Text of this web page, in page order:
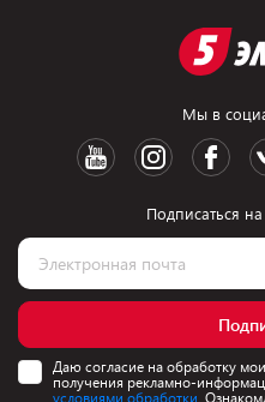
Мы в
Подписаться
Даю согласие на обработку
получения рекламно-
условиями обработки.